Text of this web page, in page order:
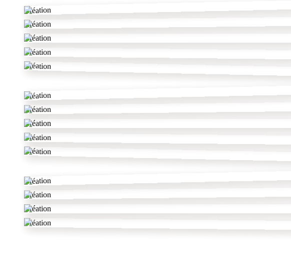
Création
Création
Création
Création
Création
Création
Création
Création
Création
Création
Création
Création
Création
Création